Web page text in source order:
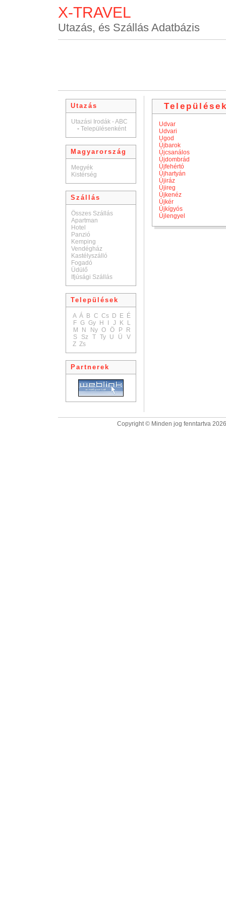
X-TRAVEL
Utazás, és Szállás Adatbázis
Utazás
Utazási Irodák - ABC
- Településenként
Magyarország
Megyék
Kistérség
Szállás
Összes Szállás
Apartman
Hotel
Panzió
Kemping
Vendégház
Kastélyszálló
Fogadó
Üdülő
Ifjúsági Szállás
Települések
A Á B C Cs D E É
F G Gy H J K
L
M
N Ny O Ö P
R
S
Sz T Ty U Ü
V
Z Zs
Partnerek
Udvar
Udvari
Ugod
Újbarok
Újcsanálos
Újdombrád
Újfehértó
Újhartyán
Újiráz
Újireg
Újkenéz
Újkér
Újkígyós
Újlengyel
Copyright © Minden jog fenntartva